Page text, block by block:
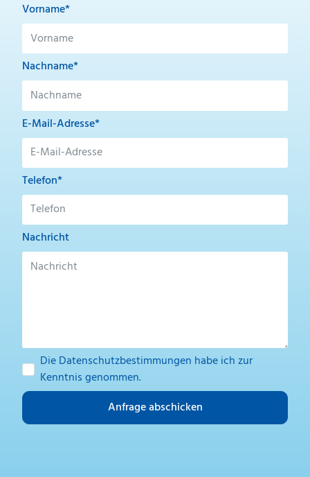
Vorname*
Nachname*
E-Mail-Adresse*
Telefon*
Nachricht
DieDatenschutzbestimmungen habe ich zur
Kenntnis genommen.
Anfrage abschicken